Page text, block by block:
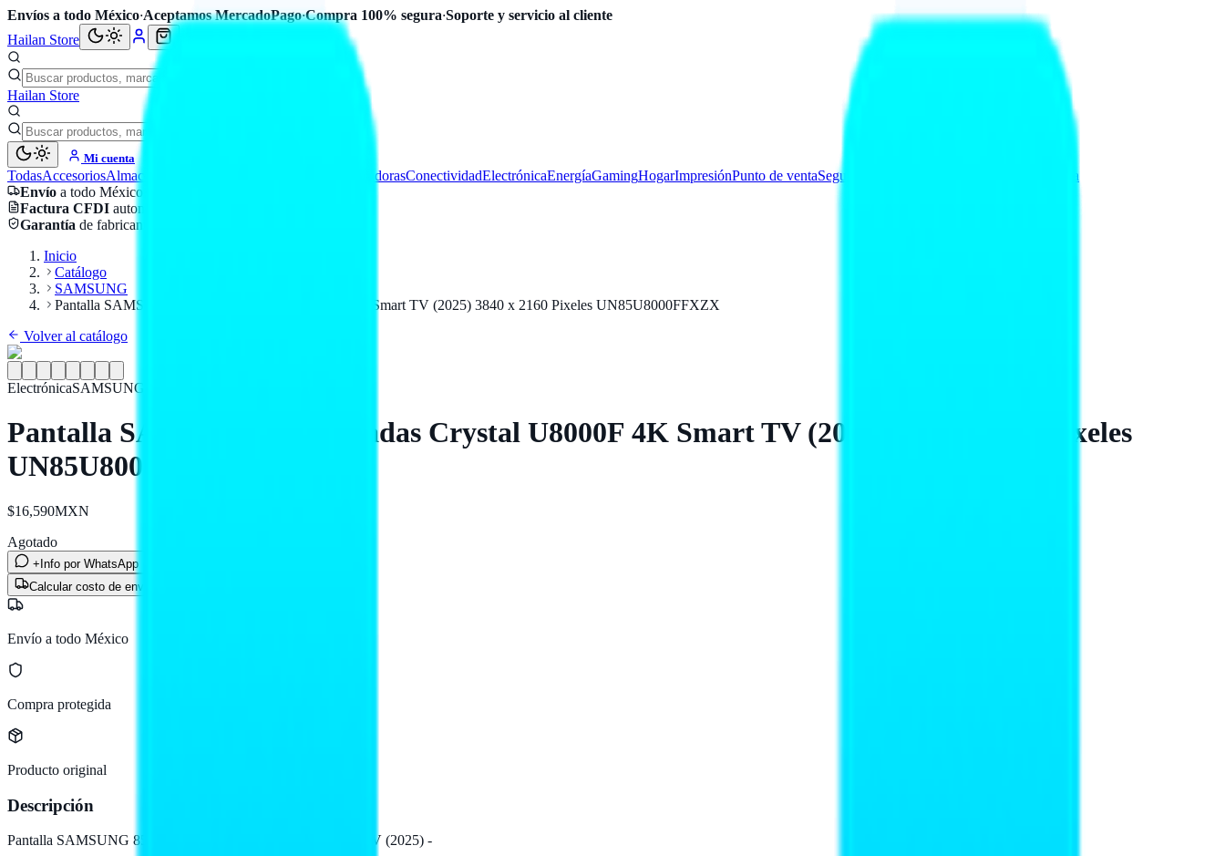
Envíos a todo México·Aceptamos MercadoPago·Compra 100% segura·Soporte y servicio al cliente
Hailan Store
Hailan Store
Mi cuenta
TodasAccesoriosAlmacenamiento ComputadorasConectividadElectrónicaEnergíaGamingHogarImpresiónPunto de ventaSeguridad y Redes
Videovigilancia
Envío a todo México
Factura CFDI automática
Garantía de fabricante
Inicio
Catálogo
SAMSUNG
Pantalla SAMSUNG 85 pulgadas Crystal U8000F 4K Smart TV (2025) 3840 x 2160 Pixeles UN85U8000FFXZX
Volver al catálogo
ElectrónicaSAMSUNG
Pantalla SAMSUNG 85 pulgadas Crystal U8000F 4K Smart TV (2025) 3840 x 2160 Pixeles
UN85U8000FFXZX
$16,590MXN
Agotado
+Info por WhatsApp
Calcular costo de envío
Envío a todo México
Compra protegida
Producto original
Descripción
Pantalla SAMSUNG 85 pulgadas Crystal U8000F 4K Smart TV (2025) -